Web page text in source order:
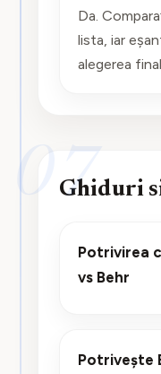
Da.
lista, iar
alegerea
07
Ghiduri
Potrivirea
vs Behr
Potrivește